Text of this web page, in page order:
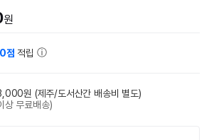
원
점 적립
원 (제주/도서산간 배송비 별도)
상 무료배송)